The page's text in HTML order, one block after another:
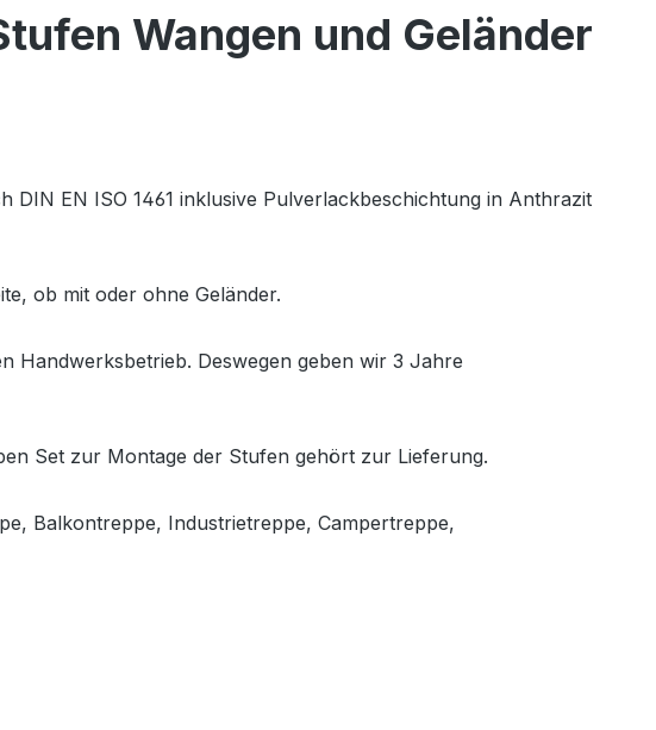
Wangen und Geländer
EN ISO 1461 inklusive Pulverlackbeschichtung in Anthrazit
ob mit oder ohne Geländer.
Handwerksbetrieb. Deswegen geben wir 3 Jahre
Set zur Montage der Stufen gehört zur Lieferung.
Balkontreppe, Industrietreppe, Campertreppe,